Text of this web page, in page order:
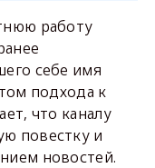
работу
себе имя
подхода к
что каналу
повестку и
новостей.